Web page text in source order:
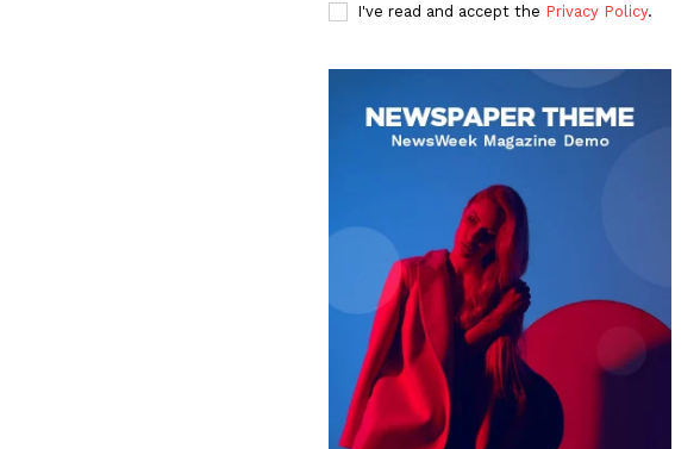
I've read and accept the Privacy Policy.